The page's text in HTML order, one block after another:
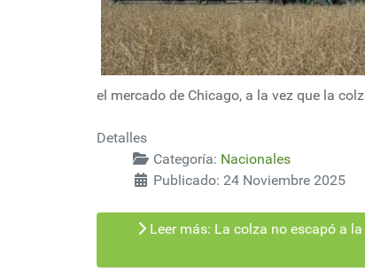
el mercado de Chicago, a la vez que la
Detalles
Categoría: Nacionales
Publicado: 24 Noviembre 2025
Leer más: La colza no escapó a